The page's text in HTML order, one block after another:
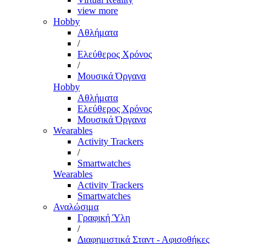
view more
Hobby
Αθλήματα
/
Ελεύθερος Χρόνος
/
Μουσικά Όργανα
Hobby
Αθλήματα
Ελεύθερος Χρόνος
Μουσικά Όργανα
Wearables
Activity Trackers
/
Smartwatches
Wearables
Activity Trackers
Smartwatches
Αναλώσιμα
Γραφική Ύλη
/
Διαφημιστικά Σταντ - Αφισοθήκες